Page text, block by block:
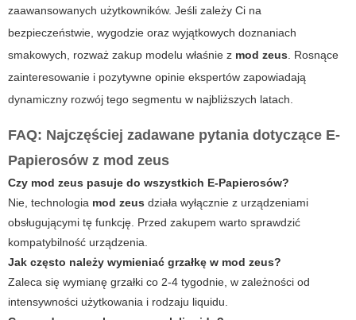
zaawansowanych użytkowników. Jeśli zależy Ci na
bezpieczeństwie, wygodzie oraz wyjątkowych doznaniach
smakowych, rozważ zakup modelu właśnie z mod zeus. Rosnące
zainteresowanie i pozytywne opinie ekspertów zapowiadają
dynamiczny rozwój tego segmentu w najbliższych latach.
FAQ: Najczęściej zadawane pytania dotyczące E-
Papierosów z mod zeus
Czy mod zeus pasuje do wszystkich E-Papierosów?
Nie, technologia mod zeus działa wyłącznie z urządzeniami
obsługującymi tę funkcję. Przed zakupem warto sprawdzić
kompatybilność urządzenia.
Jak często należy wymieniać grzałkę w mod zeus?
Zaleca się wymianę grzałki co 2-4 tygodnie, w zależności od
intensywności użytkowania i rodzaju liquidu.